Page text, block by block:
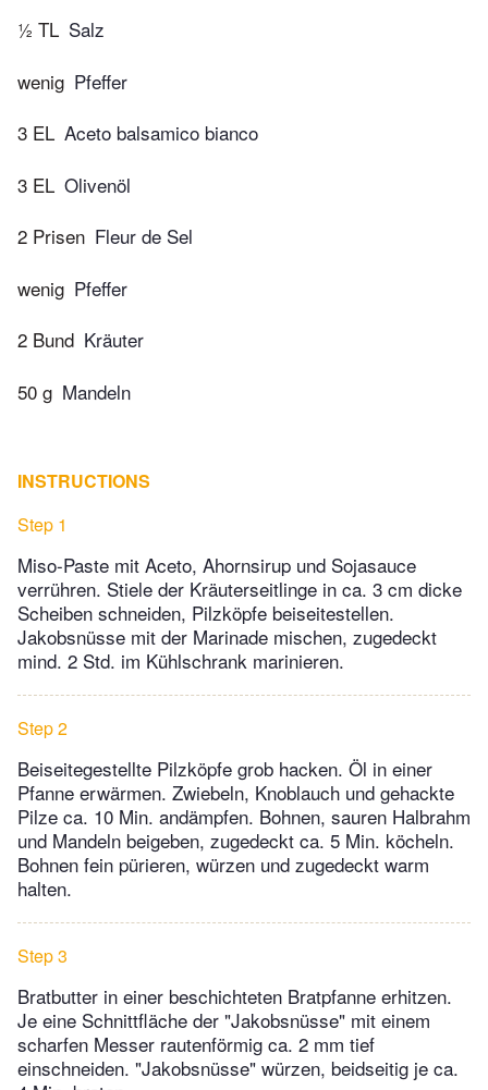
½ TL Salz
wenig Pfeffer
3 EL Aceto balsamico bianco
3 EL Olivenöl
2 Prisen Fleur de Sel
wenig Pfeffer
2 Bund Kräuter
50 g Mandeln
INSTRUCTIONS
Step 1
Miso-Paste mit Aceto, Ahornsirup und Sojasauce
verrühren. Stiele der Kräuterseitlinge in ca. 3 cm dicke
Scheiben schneiden, Pilzköpfe beiseitestellen.
Jakobsnüsse mit der Marinade mischen, zugedeckt
mind. 2 Std. im Kühlschrank marinieren.
Step 2
Beiseitegestellte Pilzköpfe grob hacken. Öl in einer
Pfanne erwärmen. Zwiebeln, Knoblauch und gehackte
Pilze ca. 10 Min. andämpfen. Bohnen, sauren Halbrahm
und Mandeln beigeben, zugedeckt ca. 5 Min. köcheln.
Bohnen fein pürieren, würzen und zugedeckt warm
halten.
Step 3
Bratbutter in einer beschichteten Bratpfanne erhitzen.
Je eine Schnittfläche der "Jakobsnüsse" mit einem
scharfen Messer rautenförmig ca. 2 mm tief
einschneiden. "Jakobsnüsse" würzen, beidseitig je ca.